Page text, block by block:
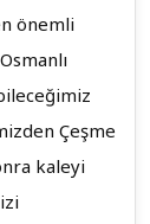
önemli
Çeşme
kaleyi